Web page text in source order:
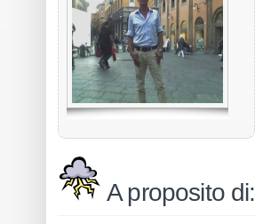
A proposito di: